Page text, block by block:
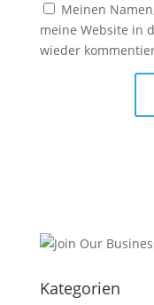
Meinen
meine Website in
wieder
Kategorien